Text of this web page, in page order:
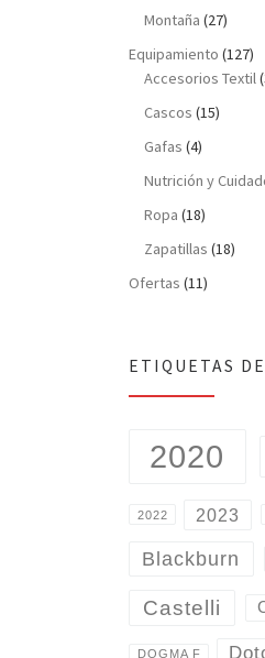
Montaña (27)
Equipamiento (127)
Accesorios Textil
Cascos (15)
Gafas (4)
Nutrición y
Ropa (18)
Zapatillas (18)
Ofertas (11)
ETIQUETAS
2020
2022 2023
Blackburn
Castelli
DOGMA F